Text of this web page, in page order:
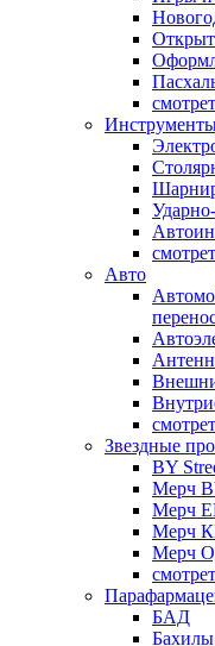
Авто
Звездные
BY
Мерч
Мерч
Мерч
Мерч
БАД